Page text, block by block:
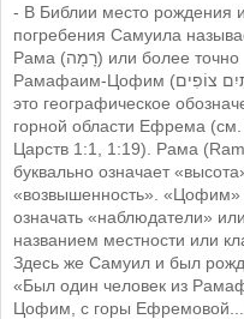
- В Библии место рождения и
погребения Самуила
Рама (רָמָה) или более точно
Рамафаим-Цофим (רָמָתַיִם צוֹפִים) —
это географическое
горной области Ефрема (см.
Царств 1:1, 1:19). Рама
буквально означает
«возвышенность».
означать «наблюдатели»
названием местности или
Здесь же Самуил и был
«Был один человек из
Цофим, с горы